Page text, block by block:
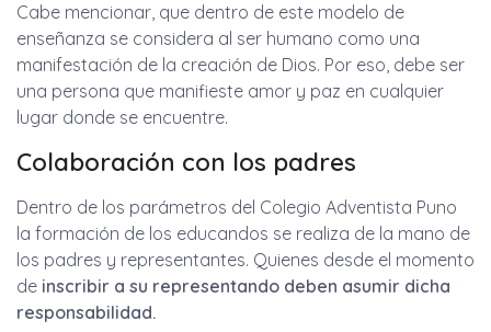
Cabe mencionar, que dentro de este modelo de
enseñanza se considera al ser humano como una
manifestación de la creación de Dios. Por eso, debe ser
una persona que manifieste amor y paz en cualquier
lugar donde se encuentre.
Colaboración con los padres
Dentro de los parámetros del Colegio Adventista Puno
la formación de los educandos se realiza de la mano de
los padres y representantes. Quienes desde el momento
de inscribir a su representando deben asumir dicha
responsabilidad.